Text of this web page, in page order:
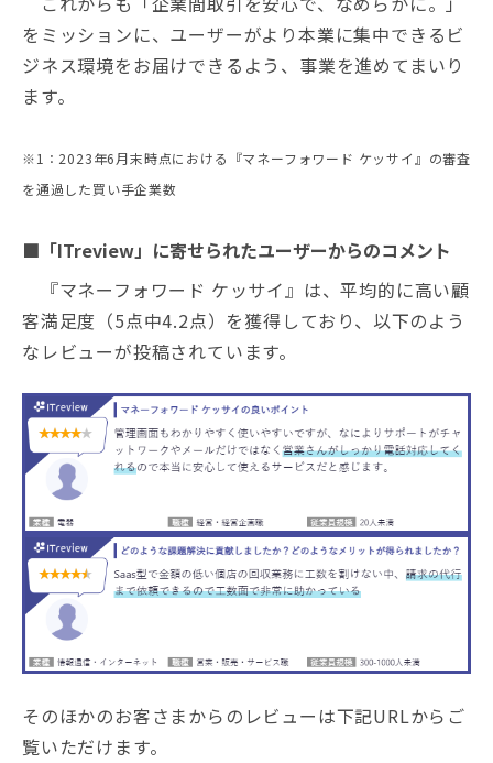
をミッションに、ユーザーがより本業に集中できるビ
ジネス環境をお届けできるよう、事業を進めてまいり
ます。
※1：2023年6月末時点における『マネーフォワード ケッサイ』の審査
を通過した買い手企業数
■「ITreview」に寄せられたユーザーからのコメント
『マネーフォワード ケッサイ』は、平均的に高い顧
客満足度（5点中4.2点）を獲得しており、以下のよう
なレビューが投稿されています。
そのほかのお客さまからのレビューは下記URLからご
覧いただけます。